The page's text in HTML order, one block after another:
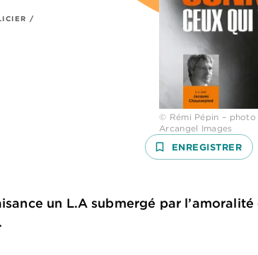
/
© Rémi Pépin –
Arcangel Images
bookmark_border ENREGISTRER
un L.A submergé par l’amoralité